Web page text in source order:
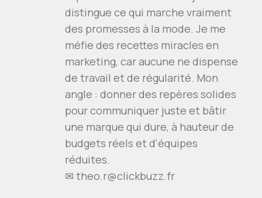
distingue ce qui marche vraiment
des promesses à la mode. Je me
méfie des recettes miracles en
marketing, car aucune ne dispense
de travail et de régularité. Mon
angle : donner des repères solides
pour communiquer juste et bâtir
une marque qui dure, à hauteur de
budgets réels et d'équipes
réduites.
✉ theo.r@clickbuzz.fr